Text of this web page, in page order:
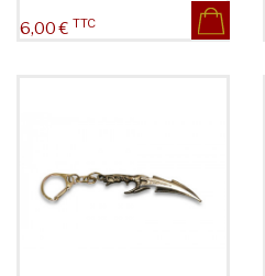
Prix
6,00 € TTC